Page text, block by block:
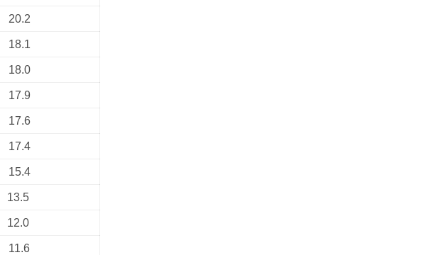
20.2
18.1
18.0
17.9
17.6
17.4
15.4
13.5
12.0
11.6